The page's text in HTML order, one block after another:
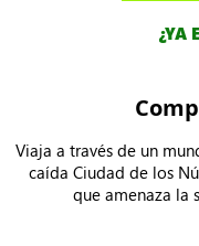
¿YA
Viaja a través de un
caída Ciudad de los
que amenaza la